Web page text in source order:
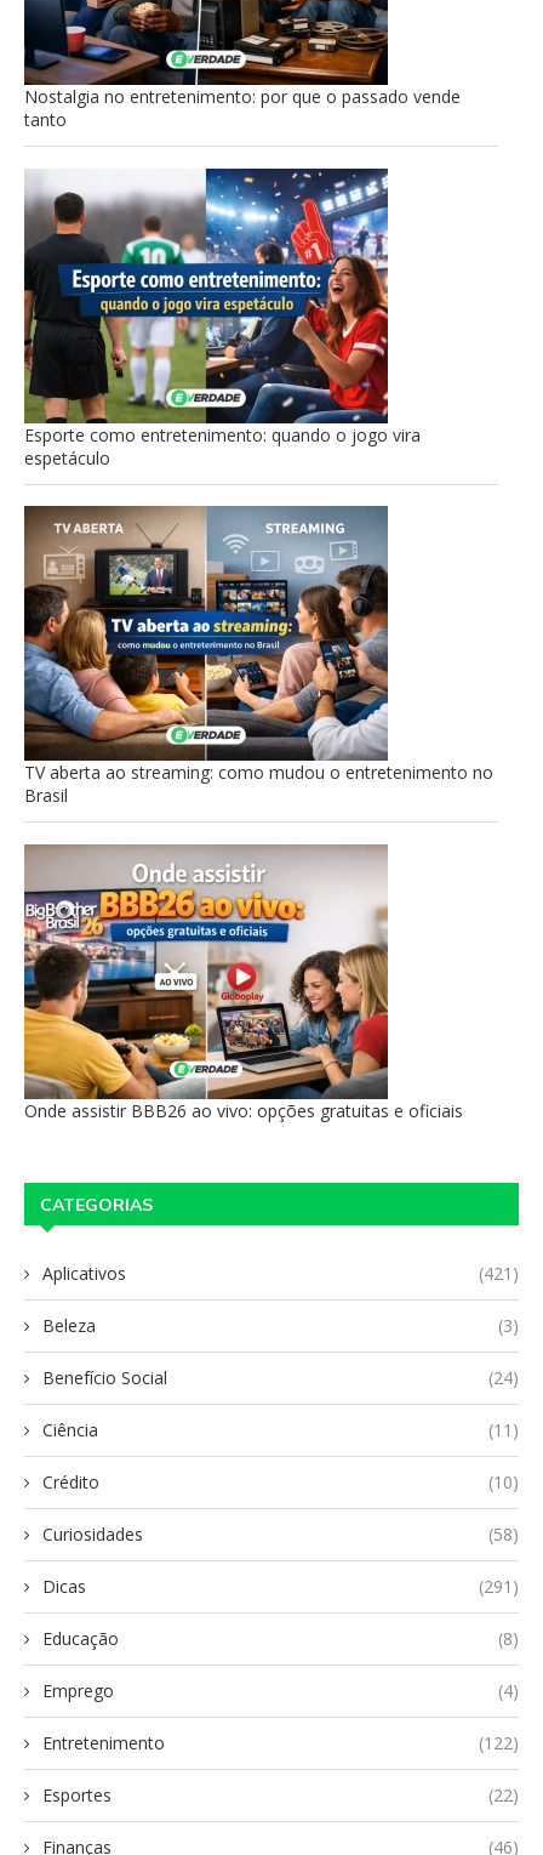
Nostalgia no entretenimento: por que o passado vende
tanto
Esporte como entretenimento: quando o jogo vira
espetáculo
TV aberta ao streaming: como mudou o entretenimento no
Brasil
Onde assistir BBB26 ao vivo: opções gratuitas e oficiais
CATEGORIAS
Aplicativos (421)
Beleza (3)
Benefício Social (24)
Ciência (11)
Crédito (10)
Curiosidades (58)
Dicas (291)
Educação (8)
Emprego (4)
Entretenimento (122)
Esportes (22)
Finanças (46)